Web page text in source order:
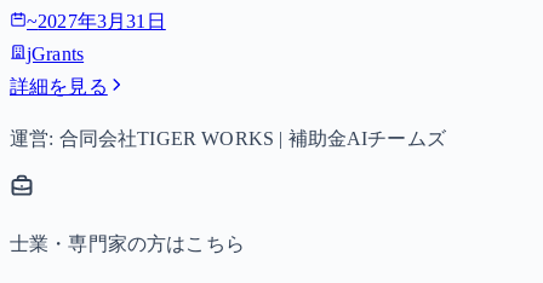
~2027年3月31日
jGrants
詳細を見る
運営: 合同会社TIGER WORKS | 補助金AIチームズ
士業・専門家の方はこちら